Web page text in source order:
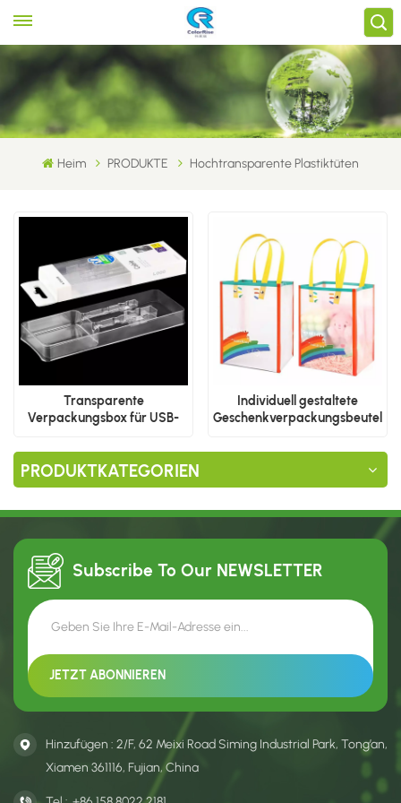
Heim PRODUKTE Hochtransparente Plastiktüten
Transparente
Verpackungsbox für USB-
Individuell gestaltete
Geschenkverpackungsbeutel
PRODUKTKATEGORIEN
Subscribe To Our NEWSLETTER
Hinzufügen : 2/F, 62 Meixi Road Siming Industrial Park, Tong’an,
Xiamen 361116, Fujian, China